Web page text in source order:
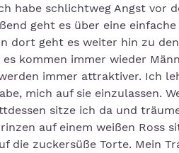
habe schlichtweg Angst vor
geht es über eine
dort geht es weiter hin zu
kommen immer wieder
immer attraktiver. Ich
mich auf sie einzulassen.
sitze ich da und
auf einem weißen Ross
die zuckersüße Torte. Mein